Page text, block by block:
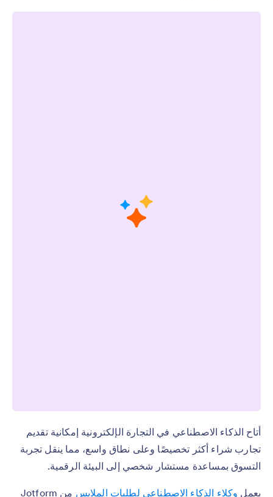
أتاح الذكاء الاصطناعي في التجارة الإلكترونية إمكانية تقديم
تجارب شراء أكثر تخصيصًا وعلى نطاق واسع، مما ينقل تجربة
التسوق بمساعدة مستشار شخصي إلى البيئة الرقمية.
يعمل وكلاء الذكاء الاصطناعي لطلبات الملابس من Jotform